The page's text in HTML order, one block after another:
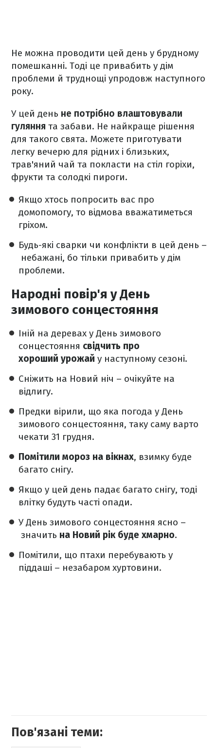
Не можна проводити цей день у брудному
помешканні. Тоді це привабить у дім
проблеми й труднощі упродовж наступного
року.
У цей день не потрібно влаштовували
гуляння та забави. Не найкраще рішення
для такого свята. Можете приготувати
легку вечерю для рідних і близьких,
трав'яний чай та покласти на стіл горіхи,
фрукти та солодкі пироги.
Якщо хтось попросить вас про
домопомогу, то відмова вважатиметься
гріхом.
Будь-які сварки чи конфлікти в цей день –
небажані, бо тільки привабить у дім
проблеми.
Народні повір'я у День
зимового сонцестояння
Іній на деревах у День зимового
сонцестояння свідчить про
хороший урожай у наступному сезоні.
Сніжить на Новий ніч – очікуйте на
відлигу.
Предки вірили, що яка погода у День
зимового сонцестояння, таку саму варто
чекати 31 грудня.
Помітили мороз на вікнах, взимку буде
багато снігу.
Якщо у цей день падає багато снігу, тоді
влітку будуть часті опади.
У День зимового сонцестояння ясно –
значить на Новий рік буде хмарно.
Помітили, що птахи перебувають у
піддаші – незабаром хуртовини.
Пов'язані теми: